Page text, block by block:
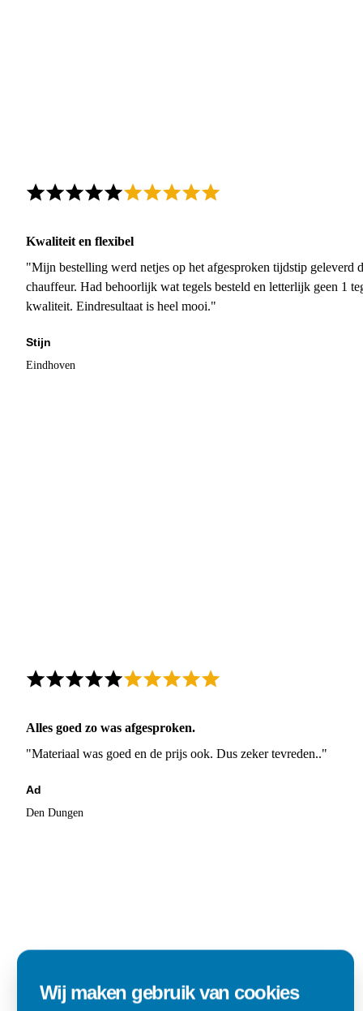
Kwaliteit en flexibel
"Mijn bestelling werd netjes op het afgesproken tijdstip geleverd
chauffeur. Had behoorlijk wat tegels besteld en letterlijk geen 1
kwaliteit. Eindresultaat is heel mooi."
Stijn
Eindhoven
Alles goed zo was afgesproken.
"Materiaal was goed en de prijs ook. Dus zeker tevreden.."
Ad
Den Dungen
Wij maken gebruik van cookies